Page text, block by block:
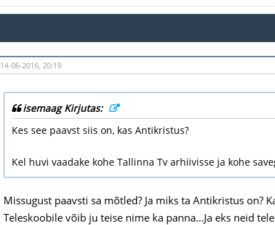
14-06-2016, 20:19
isemaag Kirjutas:
Kes see paavst siis on, kas Antikristus?
Kel huvi vaadake kohe Tallinna Tv arhiivisse ja kohe
Missugust paavsti sa mõtled? Ja miks ta Antikristus on?
Teleskoobile võib ju teise nime ka panna...Ja eks neid